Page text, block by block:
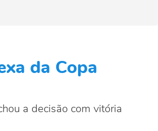
da Copa
a decisão com vitória